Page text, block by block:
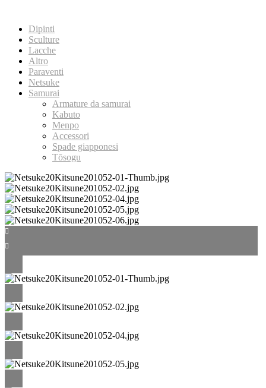
Dipinti
Sculture
Lacche
Altro
Paraventi
Netsuke
Samurai
Armature da samurai
Kabuto
Menpo
Accessori
Spade giapponesi
Tōsogu